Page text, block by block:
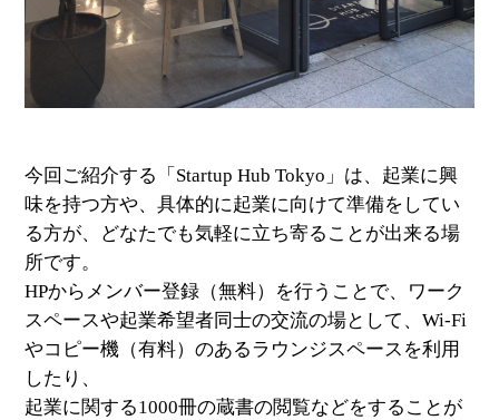
今回ご紹介する「Startup Hub Tokyo」は、起業に興
味を持つ方や、具体的に起業に向けて準備をしてい
る方が、どなたでも気軽に立ち寄ることが出来る場
所です。
HPからメンバー登録（無料）を行うことで、ワーク
スペースや起業希望者同士の交流の場として、Wi-Fi
やコピー機（有料）のあるラウンジスペースを利用
したり、
起業に関する1000冊の蔵書の閲覧などをすることが